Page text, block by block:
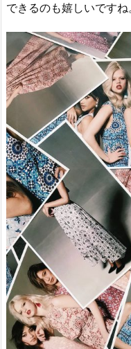
できるのも嬉しいですね